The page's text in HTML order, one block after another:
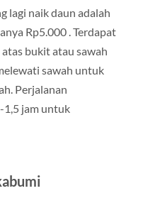
lagi naik daun adalah
Rp5.000 . Terdapat
bukit atau sawah
sawah untuk
Perjalanan
1,5 jam untuk